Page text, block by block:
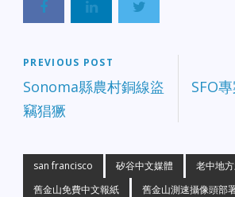
PREVIOUS POST
Sonoma縣農村銅線盜
竊猖獗
SFO
san francisco 矽谷中文媒體
老中地
舊金山免費中文報紙
舊金山測速攝像頭部